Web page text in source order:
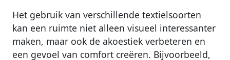
Het gebruik van verschillende textielsoorten
kan een ruimte niet alleen visueel interessanter
maken, maar ook de akoestiek verbeteren en
een gevoel van comfort creëren. Bijvoorbeeld,